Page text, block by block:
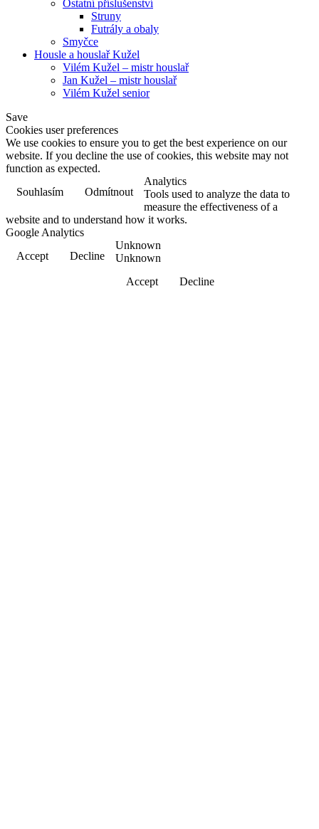
Ostatní příslušenství
Struny
Futrály a obaly
Smyčce
Housle a houslař Kužel
Vilém Kužel – mistr houslař
Jan Kužel – mistr houslař
Vilém Kužel senior
Save
Cookies user preferences
We use cookies to ensure you to get the best experience on our
website. If you decline the use of cookies, this website may not
function as expected.
Souhlasím
Odmítnout
Analytics
Tools used to analyze the data to
measure the effectiveness of a
website and to understand how it works.
Google Analytics
Accept
Decline
Unknown
Unknown
Accept
Decline